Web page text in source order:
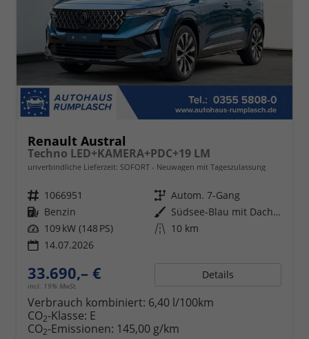
Renault Austral
Techno LED+KAMERA+PDC+19 LM
unverbindliche Lieferzeit: SOFORT Neuwagen mit Tageszulassung
Fahrzeugnr. 1066951 Getriebe Autom. 7-Gang
Kraftstoff Benzin Außenfarbe
Südsee-Blau mit Dach in Black-Pearl-Schwarz
Leistung 109 kW (148 PS) Kilometerstand 10 km
14.07.2026
33.690,– €
incl. 19% MwSt.
Details
Verbrauch kombiniert: 6,40 l/100km
CO2-Klasse: E
CO2-Emissionen: 145,00 g/km